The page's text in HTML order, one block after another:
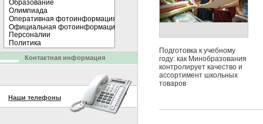
Подготовка к учебному
году: как Минобразования
контролирует качество и
ассортимент школьных
товаров
Контактная информация
Наши телефоны